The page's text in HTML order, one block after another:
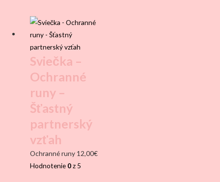
Sviečka –
Ochranné
runy –
Šťastný
partnerský
vzťah
Ochranné runy 12,00€
Hodnotenie 0z 5